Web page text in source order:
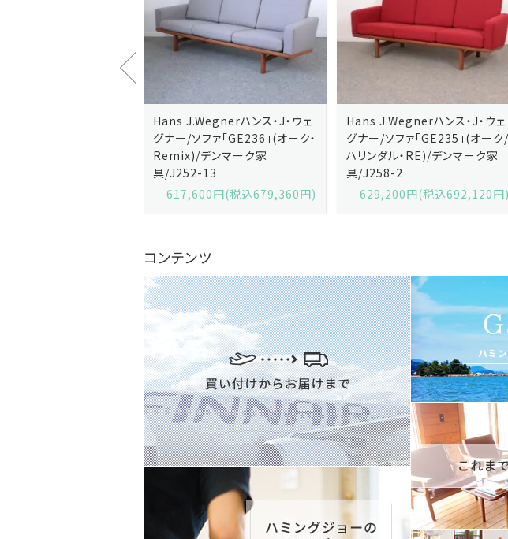
Hans J.Wegnerハンス・J・ウェ
グナー/ソファ「GE235」(オーク/
ハリンダル・RE)/デンマーク家
具/J258-2
629,200円(税込692,120円)
ネイルチェアー「model32」（ロ
ーズウッド/Hallingdal・YE）/デ
ンマーク家具/K252-43a
140,400円(税込154,440円)
コンテンツ